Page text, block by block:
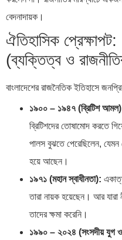
বেদনাদায়ক।
ঐতিহাসিক
(ব্যক্তিত্ব ও
বাংলাদেশের রাজনৈতিক ইতিহাসে
১৯০০ – ১৯৪৭ (ব্রিটিশ
ব্রিটিশদের তোষামোদ করতে
পালস বুঝতে পেরেছিলেন, যেমন
হয়ে আছেন।
১৯৭১ (মহান স্বাধীনতা):
তারা নায়ক হয়েছেন। আর যারা
তাদের ক্ষমা করেনি।
১৯৯০ – ২০২৪ (সংসদীয় যুগ